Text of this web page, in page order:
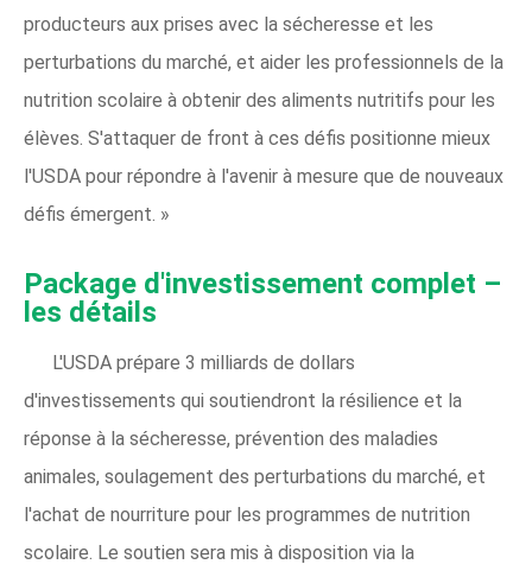
producteurs aux prises avec la sécheresse et les
perturbations du marché, et aider les professionnels de la
nutrition scolaire à obtenir des aliments nutritifs pour les
élèves. S'attaquer de front à ces défis positionne mieux
l'USDA pour répondre à l'avenir à mesure que de nouveaux
défis émergent. »
Package d'investissement complet –
les détails
L'USDA prépare 3 milliards de dollars
d'investissements qui soutiendront la résilience et la
réponse à la sécheresse, prévention des maladies
animales, soulagement des perturbations du marché, et
l'achat de nourriture pour les programmes de nutrition
scolaire. Le soutien sera mis à disposition via la